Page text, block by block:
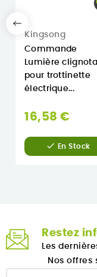
Kingsong
Commande
Lumière
pour trottinette
électrique...
16,58 €
 En Stock
Restez
Les
Nos offres